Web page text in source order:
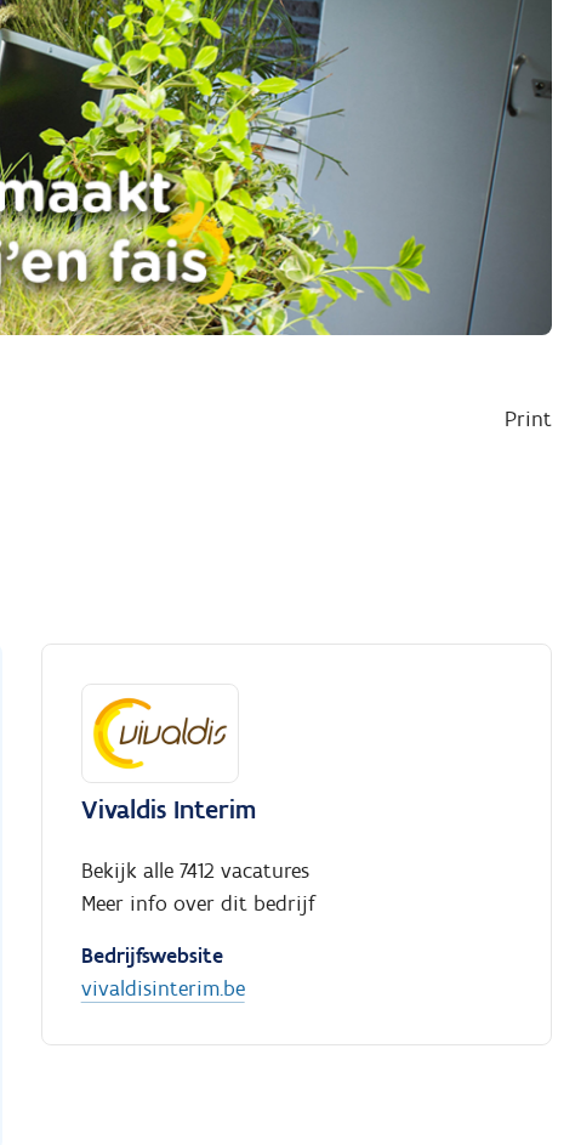
Print
Vivaldis Interim
Bekijk alle 7412 vacatures
Meer info over dit bedrijf
Bedrijfswebsite
vivaldisinterim.be